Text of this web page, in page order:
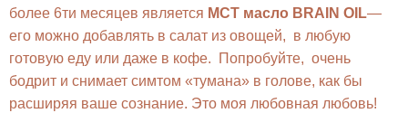
более 6ти месяцев является МСТ масло BRAIN OIL—
его можно добавлять в салат из овощей, в любую
готовую еду или даже в кофе. Попробуйте, очень
бодрит и снимает симтом «тумана» в голове, как бы
расширяя ваше сознание. Это моя любовная любовь!